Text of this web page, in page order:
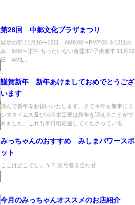
第26回 中郷文化プラザまつり
展示の部 11月10〜12日 AM9:00〜PM7:00 ※12日の
み 9:00〜正午 もったいない食器市/ 子供服市 11月12
日 AM1...
謹賀新年 新年あけましておめでとうござ
います
謹んで新年をお祝いいたします。さて今年も無事にミ
シマタイムス及び㈲幸栄工業は新年を迎えることがで
きました。これも常日頃応援してくださっている...
みっちゃんのおすすめ みしまパワースポ
ット
ここはどこでしょう？ 次号答え合わせ...
今月のみっちゃんオススメのお店紹介